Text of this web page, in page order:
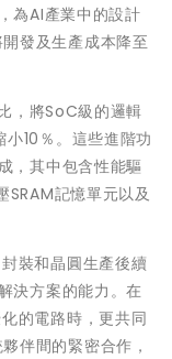
為AI產業中的設計
發及生產成本降至
，將SoC級的邏輯
10％。這些進階功
，其中包含性能驅
SRAM記憶單元以及
裝和晶圓生產後續
決方案的能力。在
的電路時，更共同
伴間的緊密合作，